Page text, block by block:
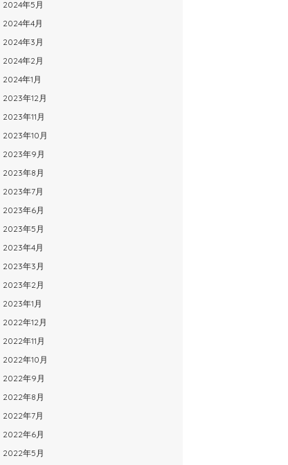
2024年5月
2024年4月
2024年3月
2024年2月
2024年1月
2023年12月
2023年11月
2023年10月
2023年9月
2023年8月
2023年7月
2023年6月
2023年5月
2023年4月
2023年3月
2023年2月
2023年1月
2022年12月
2022年11月
2022年10月
2022年9月
2022年8月
2022年7月
2022年6月
2022年5月